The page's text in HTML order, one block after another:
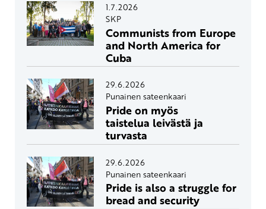
1.7.2026
SKP
Communists from Europe
and North America for
Cuba
29.6.2026
Punainen sateenkaari
Pride on myös
taistelua leivästä ja
turvasta
29.6.2026
Punainen sateenkaari
Pride is also a struggle for
bread and security